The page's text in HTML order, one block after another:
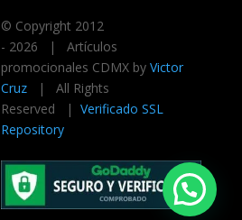
© Copyright 2012
- 2026 | Artículos
promocionales CDMX by Victor
Cruz| All Rights
Reserved | Verificado SSL
Repository